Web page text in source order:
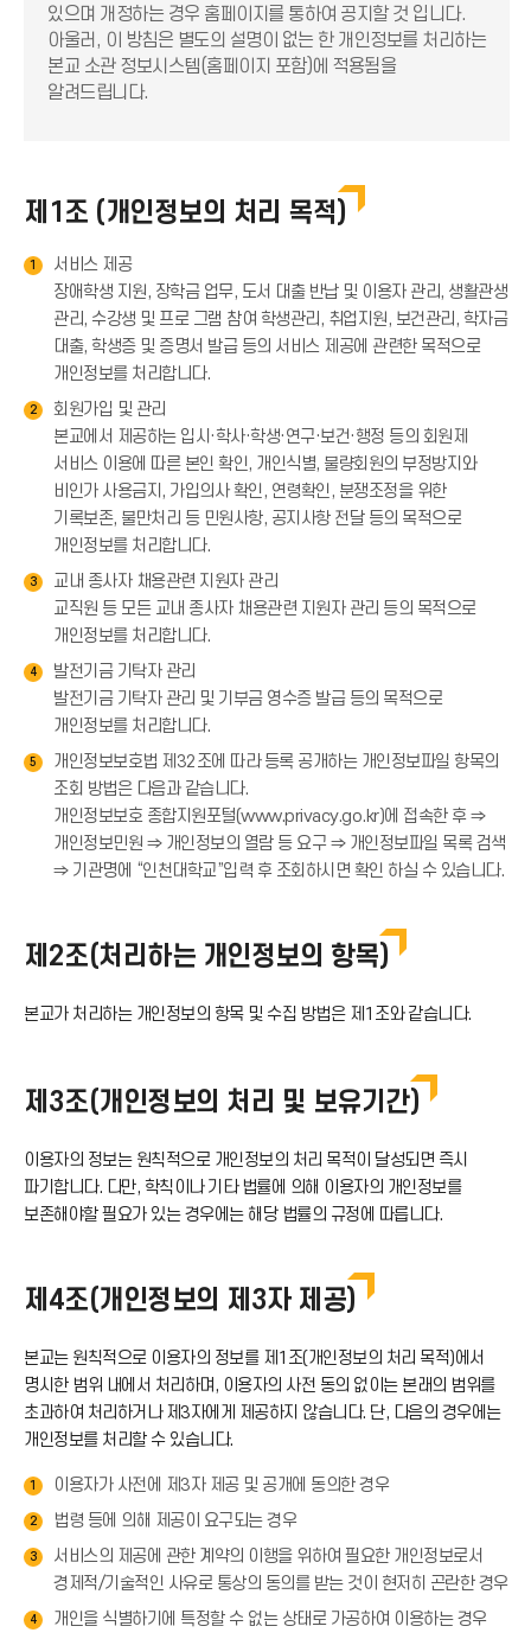
있으며 개정하는 경우 홈페이지를 통하여 공지할 것 입니다.
아울러, 이 방침은 별도의 설명이 없는 한 개인정보를 처리하는
본교 소관 정보시스템(홈페이지 포함)에 적용됨을
알려드립니다.
제1조 (개인정보의 처리 목적)
1
서비스 제공
장애학생 지원, 장학금 업무, 도서 대출 반납 및 이용자 관리, 생활관생
관리, 수강생 및 프로 그램 참여 학생관리, 취업지원, 보건관리, 학자금
대출, 학생증 및 증명서 발급 등의 서비스 제공에 관련한 목적으로
개인정보를 처리합니다.
2
회원가입 및 관리
본교에서 제공하는 입시·학사·학생·연구·보건·행정 등의 회원제
서비스 이용에 따른 본인 확인, 개인식별, 불량회원의 부정방지와
비인가 사용금지, 가입의사 확인, 연령확인, 분쟁조정을 위한
기록보존, 불만처리 등 민원사항, 공지사항 전달 등의 목적으로
개인정보를 처리합니다.
3
교내 종사자 채용관련 지원자 관리
교직원 등 모든 교내 종사자 채용관련 지원자 관리 등의 목적으로
개인정보를 처리합니다.
4
발전기금 기탁자 관리
발전기금 기탁자 관리 및 기부금 영수증 발급 등의 목적으로
개인정보를 처리합니다.
5
개인정보보호법 제32조에 따라 등록 공개하는 개인정보파일 항목의
조회 방법은 다음과 같습니다.
개인정보보호 종합지원포털(www.privacy.go.kr)에 접속한 후 ⇒
개인정보민원 ⇒ 개인정보의 열람 등 요구 ⇒ 개인정보파일 목록 검색
⇒ 기관명에 “인천대학교”입력 후 조회하시면 확인 하실 수 있습니다.
제2조(처리하는 개인정보의 항목)
본교가 처리하는 개인정보의 항목 및 수집 방법은 제1조와 같습니다.
제3조(개인정보의 처리 및 보유기간)
이용자의 정보는 원칙적으로 개인정보의 처리 목적이 달성되면 즉시
파기합니다. 다만, 학칙이나 기타 법률에 의해 이용자의 개인정보를
보존해야할 필요가 있는 경우에는 해당 법률의 규정에 따릅니다.
제4조(개인정보의 제3자 제공)
본교는 원칙적으로 이용자의 정보를 제1조(개인정보의 처리 목적)에서
명시한 범위 내에서 처리하며, 이용자의 사전 동의 없이는 본래의 범위를
초과하여 처리하거나 제3자에게 제공하지 않습니다. 단, 다음의 경우에는
개인정보를 처리할 수 있습니다.
1 이용자가 사전에 제3자 제공 및 공개에 동의한 경우
2 법령 등에 의해 제공이 요구되는 경우
3
서비스의 제공에 관한 계약의 이행을 위하여 필요한 개인정보로서
경제적/기술적인 사유로 통상의 동의를 받는 것이 현저히 곤란한 경우
4 개인을 식별하기에 특정할 수 없는 상태로 가공하여 이용하는 경우